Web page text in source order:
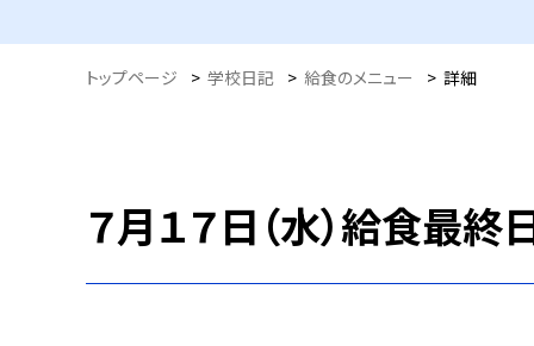
トップページ > 学校日記 > 給食のメニュー > 詳細
７月１７日（水）給食最終